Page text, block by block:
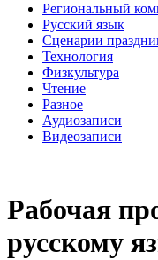
Региональный
Русский язык
Сценарии
Технология
Физкультура
Чтение
Разное
Аудиозаписи
Видеозаписи
Рабочая
русскому